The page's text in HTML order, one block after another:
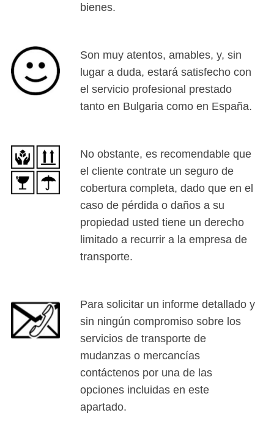
bienes.
Son muy atentos, amables, y, sin
lugar a duda, estará satisfecho con
el servicio profesional prestado
tanto en Bulgaria como en España.
No obstante, es recomendable que
el cliente contrate un seguro de
cobertura completa, dado que en el
caso de pérdida o daños a su
propiedad usted tiene un derecho
limitado a recurrir a la empresa de
transporte.
Para solicitar un informe detallado y
sin ningún compromiso sobre los
servicios de transporte de
mudanzas o mercancías
contáctenos por una de las
opciones incluidas en este
apartado.